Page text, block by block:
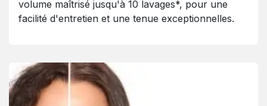
volume maîtrisé jusqu'à 10 lavages*, pour une
facilité d'entretien et une tenue exceptionnelles.